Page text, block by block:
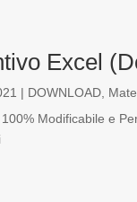
Excel
| DOWNLOAD,
Modificabile e